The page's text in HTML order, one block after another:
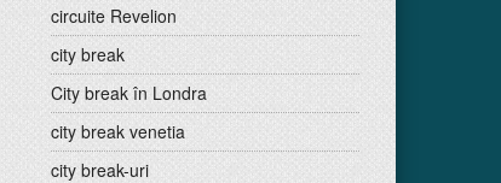
circuite Revelion
city break
City break în Londra
city break venetia
city break-uri